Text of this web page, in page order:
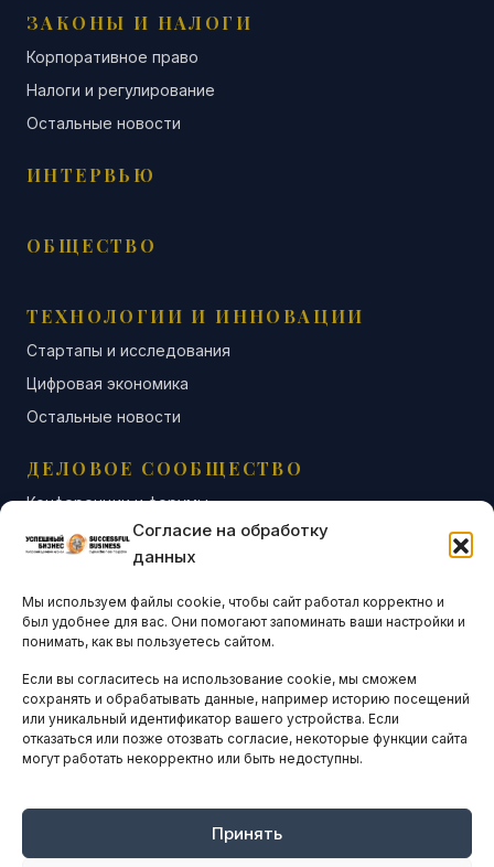
Согласие на обработку
данных
Мы используем файлы cookie, чтобы сайт работал корректно и
был удобнее для вас. Они помогают запоминать ваши настройки и
понимать, как вы пользуетесь сайтом.
Если вы согласитесь на использование cookie, мы сможем
сохранять и обрабатывать данные, например историю посещений
или уникальный идентификатор вашего устройства. Если
отказаться или позже отозвать согласие, некоторые функции сайта
могут работать некорректно или быть недоступны.
Принять
ЗАКОНЫ И НАЛОГИ
Корпоративное право
Налоги и регулирование
Остальные новости
ИНТЕРВЬЮ
ОБЩЕСТВО
ТЕХНОЛОГИИ И ИННОВАЦИИ
Стартапы и исследования
Цифровая экономика
Остальные новости
ДЕЛОВОЕ СООБЩЕСТВО
Конференции и форумы
Бизнес-клубы и ассоциации
Остальные новости
АНАЛИТИКА И СТАТИСТИКА
ARTICLES IN ENGLISH
НАВИГАЦИЯ
Оплата онлайн